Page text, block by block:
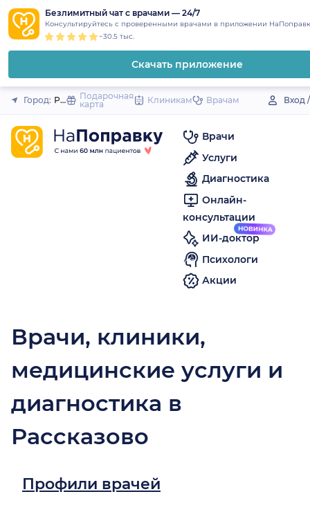
to
content
Безлимитный чат с врачами — 24/7
Консультируйтесь с проверенными врачами в приложении
~30.5 тыс.
Скачать приложение
Закрыть
Город: РассказовоПодарочная
карта
Клиникам Врачам Вход
Врачи
Услуги
Диагностика
Онлайн-
консультации
ИИ-доктор
Психологи
Акции
Врачи, клиники,
медицинские услуги и
диагностика в
Рассказово
Профили врачей